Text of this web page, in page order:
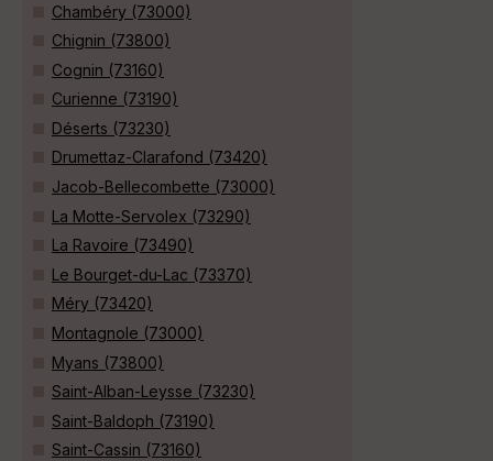
Chambéry (73000)
Chignin (73800)
Cognin (73160)
Curienne (73190)
Déserts (73230)
Drumettaz-Clarafond (73420)
Jacob-Bellecombette (73000)
La Motte-Servolex (73290)
La Ravoire (73490)
Le Bourget-du-Lac (73370)
Méry (73420)
Montagnole (73000)
Myans (73800)
Saint-Alban-Leysse (73230)
Saint-Baldoph (73190)
Saint-Cassin (73160)